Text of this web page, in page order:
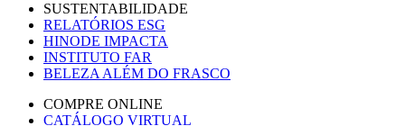
SUSTENTABILIDADE
RELATÓRIOS ESG
HINODE IMPACTA
INSTITUTO FAR
BELEZA ALÉM DO FRASCO
COMPRE ONLINE
CATÁLOGO VIRTUAL